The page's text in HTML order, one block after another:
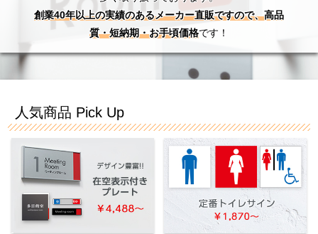
創業40年以上の実績のあるメーカー直販ですので、高品
質・短納期・お手頃価格です！
人気商品 Pick Up